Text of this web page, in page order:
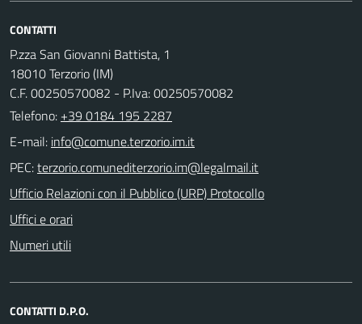
CONTATTI
P.zza San Giovanni Battista, 1
18010 Terzorio (IM)
C.F. 00250570082 - P.Iva: 00250570082
Telefono: +39 0184 195 2287
E-mail:
PEC:
Ufficio Relazioni con il Pubblico (URP) Protocollo
Uffici e orari
Numeri utili
CONTATTI D.P.O.